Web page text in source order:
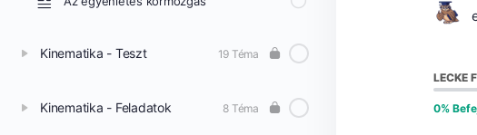
Kinematika - Teszt 19 Téma
Kinematika - Feladatok 8 Téma
LECKE
0%